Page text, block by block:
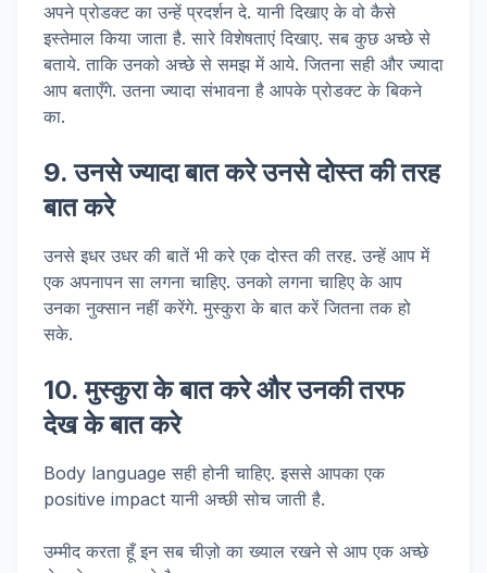
अपने प्रोडक्ट का उन्हें प्रदर्शन दे. यानी दिखाए के वो कैसे
इस्तेमाल किया जाता है. सारे विशेषताएं दिखाए. सब कुछ अच्छे से
बताये. ताकि उनको अच्छे से समझ में आये. जितना सही और ज्यादा
आप बताएँगे. उतना ज्यादा संभावना है आपके प्रोडक्ट के बिकने
का.
9. उनसे ज्यादा बात करे उनसे दोस्त की तरह
बात करे
उनसे इधर उधर की बातें भी करे एक दोस्त की तरह. उन्हें आप में
एक अपनापन सा लगना चाहिए. उनको लगना चाहिए के आप
उनका नुक्सान नहीं करेंगे. मुस्कुरा के बात करें जितना तक हो
सके.
10. मुस्कुरा के बात करे और उनकी तरफ
देख के बात करे
Body language सही होनी चाहिए. इससे आपका एक
positive impact यानी अच्छी सोच जाती है.
उम्मीद करता हूँ इन सब चीज़ो का ख्याल रखने से आप एक अच्छे